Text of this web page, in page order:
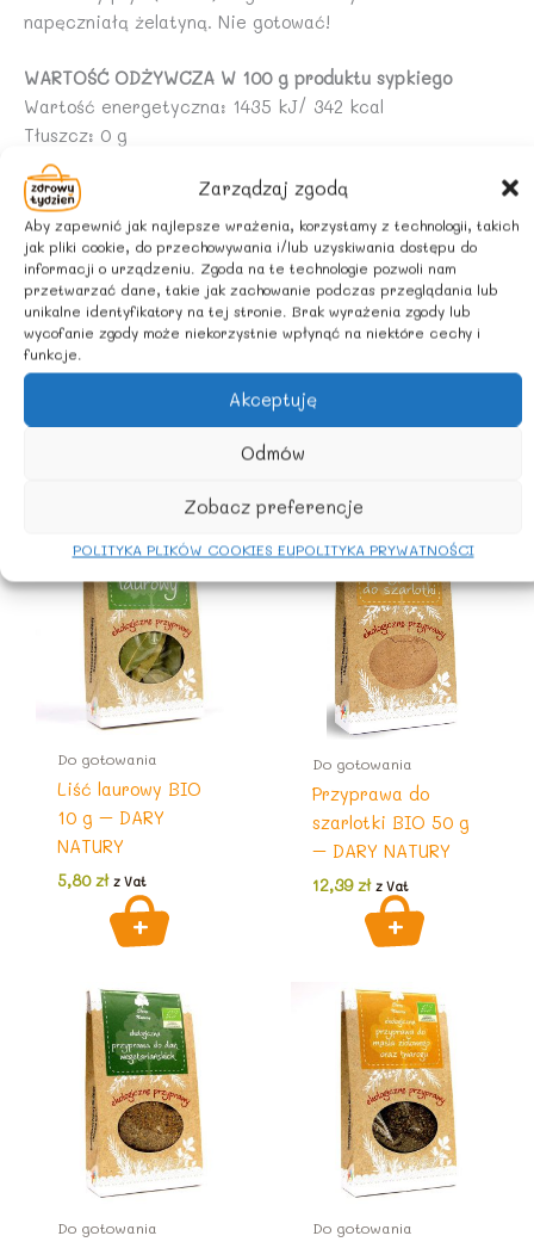
Zarządzaj zgodą
Aby zapewnić jak najlepsze wrażenia, korzystamy z technologii, takich
jak pliki cookie, do przechowywania i/lub uzyskiwania dostępu do
informacji o urządzeniu. Zgoda na te technologie pozwoli nam
przetwarzać dane, takie jak zachowanie podczas przeglądania lub
unikalne identyfikatory na tej stronie. Brak wyrażenia zgody lub
wycofanie zgody może niekorzystnie wpłynąć na niektóre cechy i
funkcje.
Akceptuję
Odmów
Zobacz preferencje
POLITYKA PLIKÓW COOKIES EUPOLITYKA PRYWATNOŚCI
napęczniałą żelatyną. Nie gotować!
WARTOŚĆ ODŻYWCZA W 100 g produktu sypkiego
Wartość energetyczna: 1435 kJ/ 342 kcal
Tłuszcz: 0 g
w tym kwasy tłuszczowe nasycone: 0 g
Węglowodany: 0 g
w tym cukry: 0 g
Białko: 84 g
Sól: 0,08 g
ZALECANE WARUNKI PRZECHOWYWANIA
Przechowywać w suchym miejscu.
Podobne produkty
Do gotowania
Liść laurowy BIO
10 g – DARY
NATURY
5,80zł z Vat
Do gotowania
Przyprawa do
szarlotki BIO 50 g
– DARY NATURY
12,39zł z Vat
Do gotowania Do gotowania